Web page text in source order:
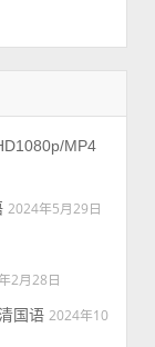
MP4
2024年5月29日
2月28日
国语 2024年10